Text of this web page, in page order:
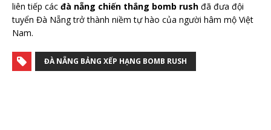
liên tiếp các đà nẵng chiến thắng bomb rush đã đưa đội
tuyển Đà Nẵng trở thành niềm tự hào của người hâm mộ Việt
Nam.
ĐÀ NẴNG BẢNG XẾP HẠNG BOMB RUSH